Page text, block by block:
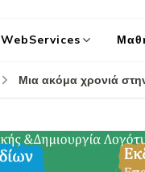
WebServices
Μια ακόμα χρονιά